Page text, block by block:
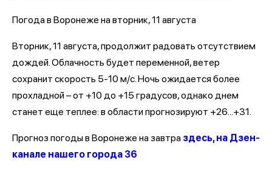
Погода в Воронеже на вторник, 11 августа
Вторник, 11 августа, продолжит радовать отсутствием
дождей. Облачность будет переменной, ветер
сохранит скорость 5-10 м/с. Ночь ожидается более
прохладной – от +10 до +15 градусов, однако днем
станет еще теплее: в области прогнозируют +26...+31.
Прогноз погоды в Воронеже на завтра здесь, на Дзен-
канале нашего города 36